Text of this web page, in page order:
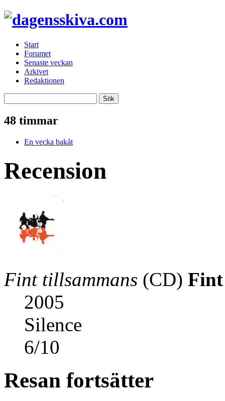
Start
Forumet
Senaste veckan
Arkivet
Redaktionen
48 timmar
En vecka bakåt
Recension
Fint tillsammans (CD)
2005
Silence
6/10
Resan fortsätter